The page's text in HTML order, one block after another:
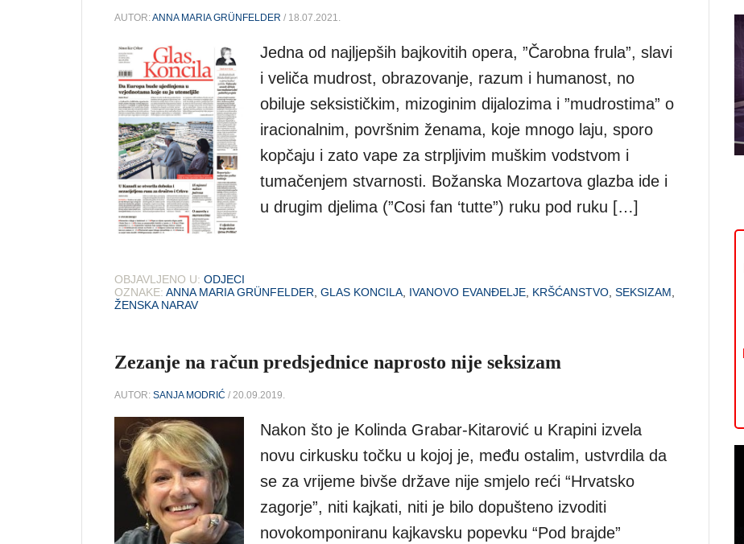
AUTOR:ANNA MARIA GRÜNFELDER / 18.07.2021.
Jedna od najljepših bajkovitih opera, ”Čarobna frula”, slavi
i veliča mudrost, obrazovanje, razum i humanost, no
obiluje seksističkim, mizoginim dijalozima i ”mudrostima” o
iracionalnim, površnim ženama, koje mnogo laju, sporo
kopčaju i zato vape za strpljivim muškim vodstvom i
tumačenjem stvarnosti. Božanska Mozartova glazba ide i
u drugim djelima (”Cosi fan ‘tutte”) ruku pod ruku […]
OBJAVLJENO U: ODJECI
OZNAKE: ANNA MARIA GRÜNFELDER GLAS KONCILA IVANOVO EVANĐELJE KRŠĆANSTVO SEKSIZAM
ŽENSKA NARAV
Zezanje na račun predsjednice naprosto nije seksizam
AUTOR: SANJA MODRIĆ / 20.09.2019.
Nakon što je Kolinda Grabar-Kitarović u Krapini izvela
novu cirkusku točku u kojoj je, među ostalim, ustvrdila da
se za vrijeme bivše države nije smjelo reći “Hrvatsko
zagorje”, niti kajkati, niti je bilo dopušteno izvoditi
novokomponiranu kajkavsku popevku “Pod brajde”